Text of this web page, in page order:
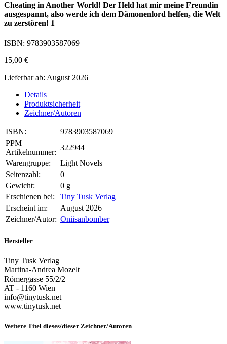
Cheating in Another World! Der Held hat mir meine Freundin
ausgespannt, also werde ich dem Dämonenlord helfen, die Welt
zu zerstören! 1
ISBN: 9783903587069
15,00 €
Lieferbar ab: August 2026
Details
Produktsicherheit
Zeichner/Autoren
ISBN:
9783903587069
PPM
Artikelnummer:
322944
Warengruppe:
Light Novels
Seitenzahl:
0
Gewicht:
0 g
Erschienen bei:
Tiny Tusk Verlag
Erscheint im:
August 2026
Zeichner/Autor: Oniisanbomber
Hersteller
Tiny Tusk Verlag
Martina-Andrea Mozelt
Römergasse 55/2/2
AT - 1160 Wien
info@tinytusk.net
www.tinytusk.net
Weitere Titel dieses/dieser Zeichner/Autoren